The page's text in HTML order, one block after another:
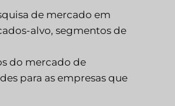
de mercado em
alvo, segmentos de
do mercado de
para as empresas que